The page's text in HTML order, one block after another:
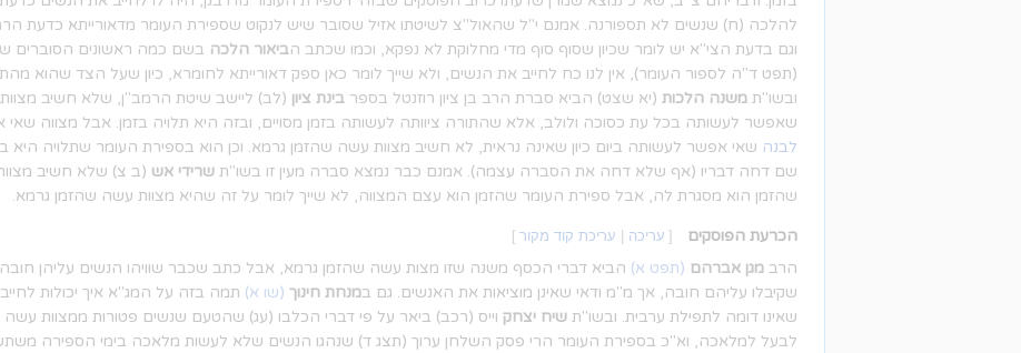
להלכה (ח) שנשים לא תספורנה. אמנם י"ל שהאול"צ לשיטתו אזיל שסובר שיש לנקוט שספירת העומר מדאורייתא כדעת
וגם בדעת הצי"א יש לומר שכיון שסוף סוף מדי מחלוקת לא נפקא, וכמו שכתב הביאור הלכה בשם כמה ראשונים הסוברים
(תפט ד"ה לספור העומר), אין לנו כח לחייב את הנשים, ולא שייך לומר כאן ספק דאורייתא לחומרא, כיון שעל הצד שהוא
ובשו"ת משנה הלכות (יא שצט) הביא סברת הרב בן ציון רוזנטל בספר בינת ציון (לב) ליישב שיטת הרמב"ן, שלא חשיב
שאפשר לעשותה בכל עת כסוכה ולולב, אלא שהתורה ציוותה לעשותה בזמן מסויים, ובזה היא תלויה בזמן. אבל מצווה
לבנה שאי אפשר לעשותה ביום כיון שאינה נראית, לא חשיב מצוות עשה שהזמן גרמא. וכן הוא בספירת העומר שתלויה
שם דחה דבריו (אף שלא דחה את הסברה עצמה). אמנם כבר נמצא סברה מעין זו בשו"ת שרידי אש (ב צ) שלא חשיב
שהזמן הוא מסגרת לה, אבל ספירת העומר שהזמן הוא עצם המצווה, לא שייך לומר על זה שהיא מצוות עשה שהזמן גרמא.
הכרעת הפוסקים [ עריכה עריכת קוד מקור ]
הרב מגן אברהם (תפט א) הביא דברי הכסף משנה שזו מצות עשה שהזמן גרמא, אבל כתב שכבר שוויהו הנשים עליהן
שקיבלו עליהם חובה, אך מ"מ ודאי שאינן מוציאות את האנשים. גם במנחת חינוך (שו א) תמה בזה על המג"א איך יכולות
שאינו דומה לתפילת ערבית. ובשו"ת שיח יצחק וייס (רכב) ביאר על פי דברי הכלבו (עג) שהטעם שנשים פטורות ממצוות
לבעל למלאכה, וא"כ בספירת העומר הרי פסק השלחן ערוך (תצג ד) שנהגו הנשים שלא לעשות מלאכה בימי הספירה